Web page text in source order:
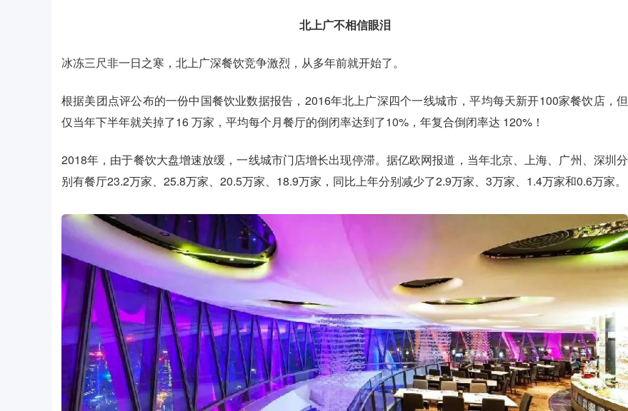
北上广不相信眼泪
冰冻三尺非一日之寒，北上广深餐饮竞争激烈，从多年前就开始了。
根据美团点评公布的一份中国餐饮业数据报告，2016年北上广深四个一线城市，平均每天新开100家餐饮店，但
仅当年下半年就关掉了16 万家，平均每个月餐厅的倒闭率达到了10%，年复合倒闭率达 120%！
2018年，由于餐饮大盘增速放缓，一线城市门店增长出现停滞。据亿欧网报道，当年北京、上海、广州、深圳分
别有餐厅23.2万家、25.8万家、20.5万家、18.9万家，同比上年分别减少了2.9万家、3万家、1.4万家和0.6万家。